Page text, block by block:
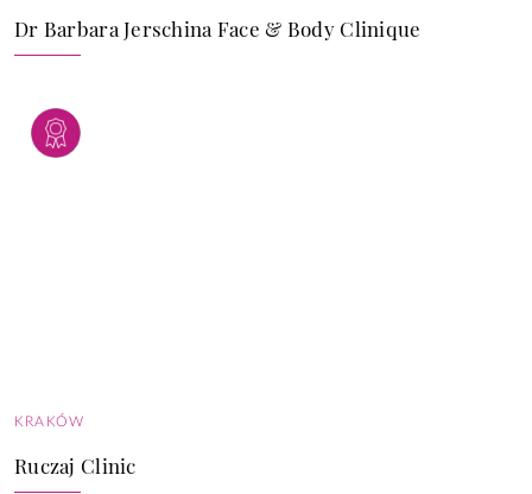
Dr Barbara Jerschina Face & Body Clinique
KRAKÓW
Ruczaj Clinic